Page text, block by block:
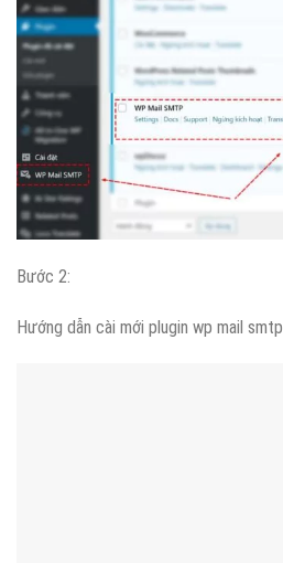
Bước 2:
Hướng dẫn cài mới plugin wp mail smtp.